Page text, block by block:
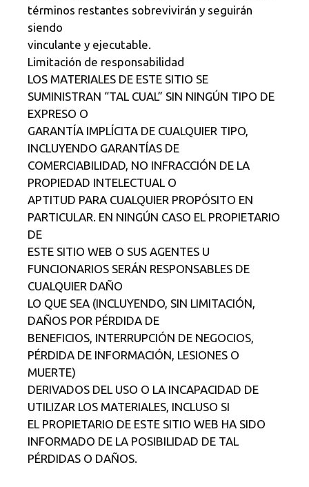
términos restantes sobrevivirán y seguirán
siendo
vinculante y ejecutable.
Limitación de responsabilidad
LOS MATERIALES DE ESTE SITIO SE
SUMINISTRAN “TAL CUAL” SIN NINGÚN TIPO DE
EXPRESO O
GARANTÍA IMPLÍCITA DE CUALQUIER TIPO,
INCLUYENDO GARANTÍAS DE
COMERCIABILIDAD, NO INFRACCIÓN DE LA
PROPIEDAD INTELECTUAL O
APTITUD PARA CUALQUIER PROPÓSITO EN
PARTICULAR. EN NINGÚN CASO EL PROPIETARIO
DE
ESTE SITIO WEB O SUS AGENTES U
FUNCIONARIOS SERÁN RESPONSABLES DE
CUALQUIER DAÑO
LO QUE SEA (INCLUYENDO, SIN LIMITACIÓN,
DAÑOS POR PÉRDIDA DE
BENEFICIOS, INTERRUPCIÓN DE NEGOCIOS,
PÉRDIDA DE INFORMACIÓN, LESIONES O
MUERTE)
DERIVADOS DEL USO O LA INCAPACIDAD DE
UTILIZAR LOS MATERIALES, INCLUSO SI
EL PROPIETARIO DE ESTE SITIO WEB HA SIDO
INFORMADO DE LA POSIBILIDAD DE TAL
PÉRDIDAS O DAÑOS.